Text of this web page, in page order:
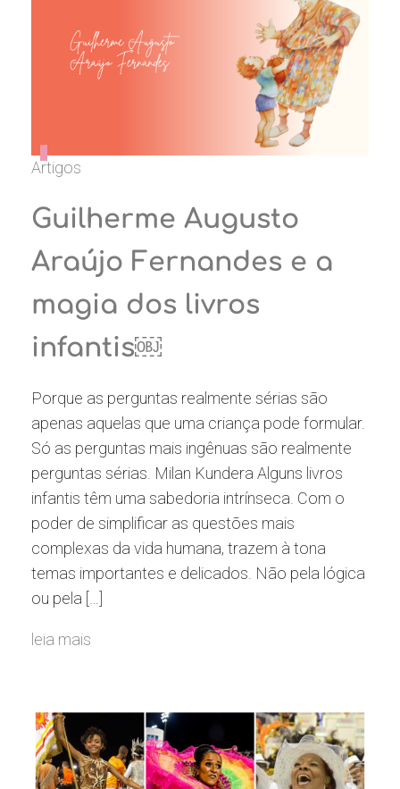
Artigos
Guilherme Augusto
Araújo Fernandes e a
magia dos livros
infantis￼
Porque as perguntas realmente sérias são
apenas aquelas que uma criança pode formular.
Só as perguntas mais ingênuas são realmente
perguntas sérias. Milan Kundera Alguns livros
infantis têm uma sabedoria intrínseca. Com o
poder de simplificar as questões mais
complexas da vida humana, trazem à tona
temas importantes e delicados. Não pela lógica
ou pela […]
leia mais